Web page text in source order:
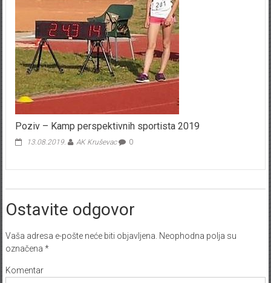
Poziv – Kamp perspektivnih sportista 2019
13.08.2019. AK Kruševac 0
Ostavite odgovor
Vaša adresa e-pošte neće biti objavljena. Neophodna polja su
označena *
Komentar